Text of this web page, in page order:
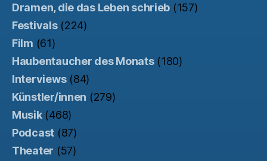
Dramen, die das Leben schrieb (157)
Festivals(224)
Film (61)
Haubentaucher des Monats(180)
Interviews(84)
Künstler/innen (279)
Musik(468)
Podcast (87)
Theater (57)